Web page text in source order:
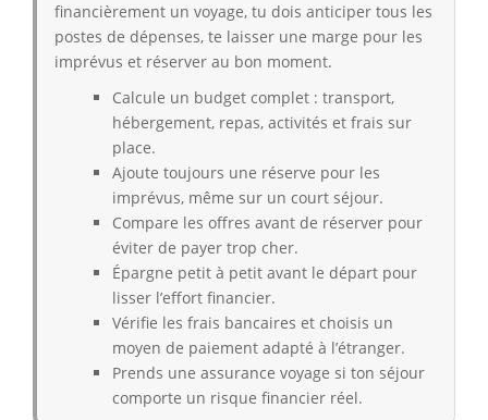
financièrement un voyage, tu dois anticiper tous les
postes de dépenses, te laisser une marge pour les
imprévus et réserver au bon moment.
Calcule un budget complet : transport,
hébergement, repas, activités et frais sur
place.
Ajoute toujours une réserve pour les
imprévus, même sur un court séjour.
Compare les offres avant de réserver pour
éviter de payer trop cher.
Épargne petit à petit avant le départ pour
lisser l’effort financier.
Vérifie les frais bancaires et choisis un
moyen de paiement adapté à l’étranger.
Prends une assurance voyage si ton séjour
comporte un risque financier réel.